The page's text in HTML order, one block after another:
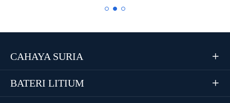
CAHAYA SURIA 
BATERI LITIUM 